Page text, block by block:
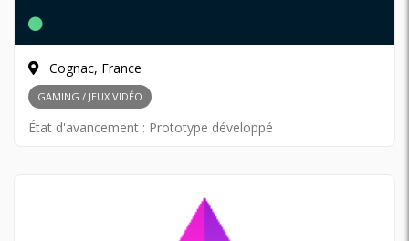
Cognac, France
GAMING / JEUX VIDÉO
État d'avancement : Prototype développé